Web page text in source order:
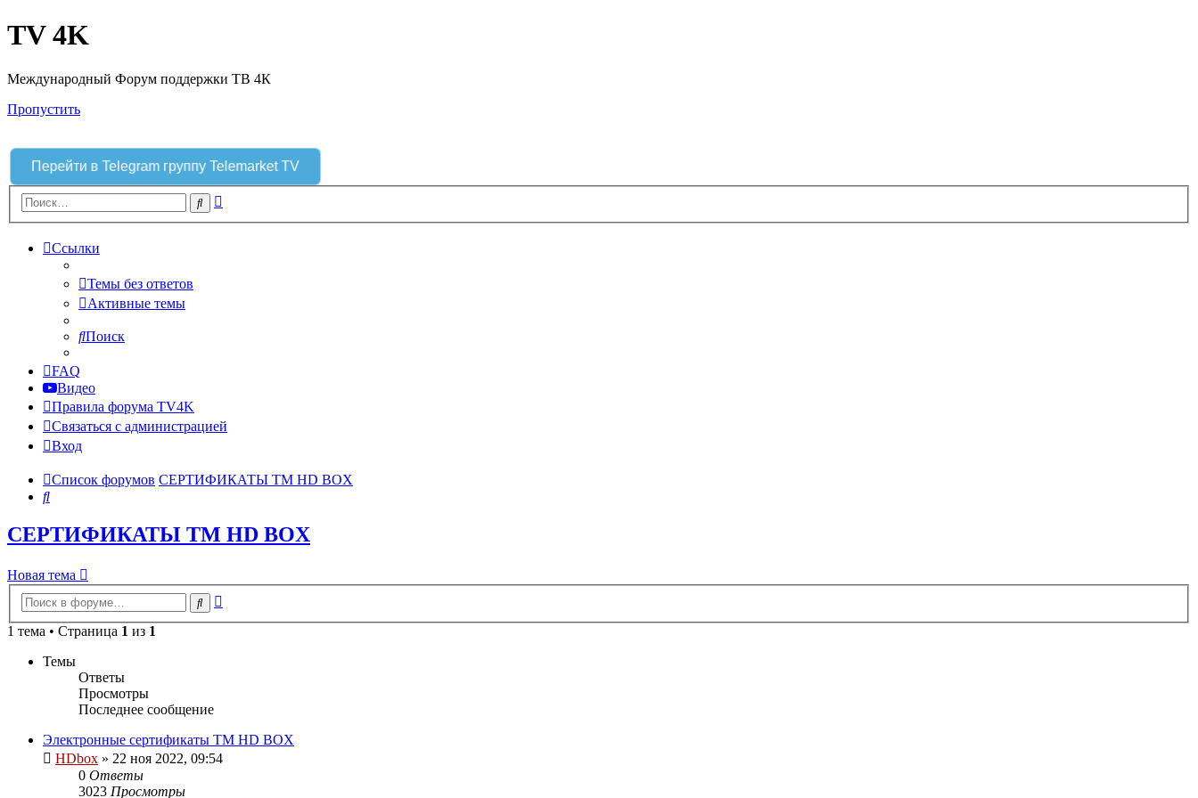
TV 4K
Международный Форум поддержки ТВ 4К
Пропустить
Перейти в Telegram группу Telemarket TV
Поиск
Ссылки
Темы без ответов
Активные темы
Поиск
FAQ
Видео
Правила форума TV4K
Связаться с администрацией
Вход
Список форумов СЕРТИФИКАТЫ TM HD BOX
Поиск
СЕРТИФИКАТЫ TM HD BOX
Новая тема
Поиск
1 тема • Страница 1 из 1
Темы
Ответы
Просмотры
Последнее сообщение
Электронные сертификаты TM HD BOX
HDbox » 22 ноя 2022, 09:54
0 Ответы
3023 Просмотры